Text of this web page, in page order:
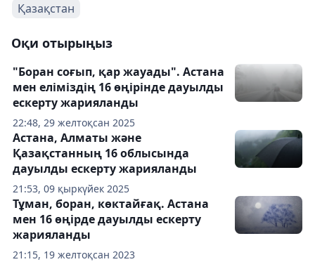
Қазақстан
Оқи отырыңыз
22:48, 29 желтоқсан 2025
"Боран соғып, қар жауады". Астана
мен еліміздің 16 өңірінде дауылды
ескерту жарияланды
21:53, 09 қыркүйек 2025
Астана, Алматы және
Қазақстанның 16 облысында
дауылды ескерту жарияланды
21:15, 19 желтоқсан 2023
Тұман, боран, көктайғақ. Астана
мен 16 өңірде дауылды ескерту
жарияланды